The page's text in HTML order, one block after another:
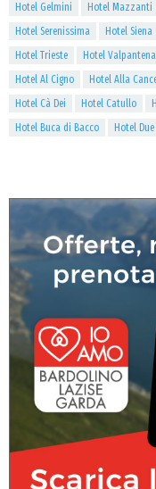
Hotel Gelmini
Hotel Mazzanti
Hotel Serenissima
Hotel Siena
Hotel Trieste
Hotel Valpantena
Hotel Al Cigno
Hotel Alla
Hotel Cà Dei
Hotel Catullo
Hotel Buca di Bacco
Hotel